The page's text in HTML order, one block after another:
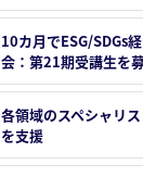
10カ月でESG/SDGs
会：第21期受講生を
各領域のスペシャリ
を支援